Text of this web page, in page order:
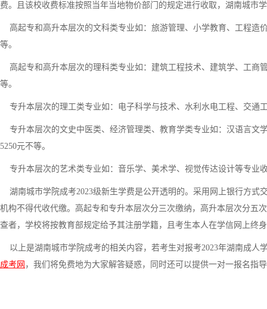
费。且该校收费标准按照当年当地物价部门的规定进行收取，湖南城市
高起专和高升本层次的文科类专业如：旅游管理、小学教育、工程造
等。
高起专和高升本层次的理科类专业如：建筑工程技术、建筑学、工商
等。
专升本层次的理工类专业如：电子科学与技术、水利水电工程、交通
专升本层次的文史中医类、经济管理类、教育学类专业如：汉语言文
5250元不等。
专升本层次的艺术类专业如：音乐学、美术学、视觉传达设计等专业
湖南城市学院成考2023级新生学费是公开透明的。采用网上银行方式
机构不得代收代缴。高起专和专升本层次分三次缴纳，高升本层次分五
查者，学校将按教育部规定给予其注册学籍，且考生本人在学信网上终
以上是湖南城市学院成考的相关内容，若考生对报考2023年湖南成人
成考网 ，我们将免费地为大家解答疑惑，同时还可以提供一对一报名指